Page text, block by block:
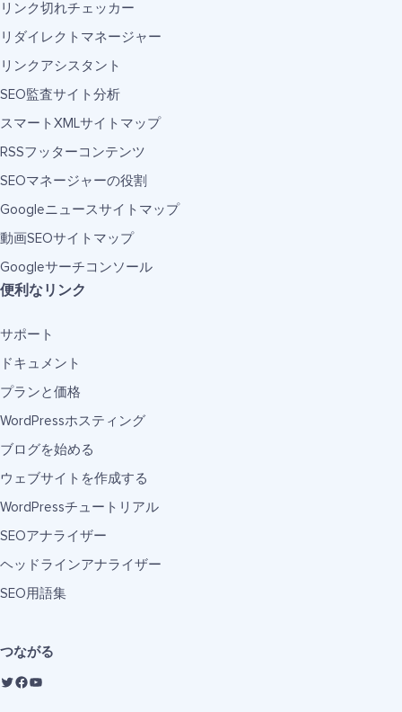
リンク切れチェッカー
リダイレクトマネージャー
リンクアシスタント
SEO監査サイト分析
スマートXMLサイトマップ
RSSフッターコンテンツ
SEOマネージャーの役割
Googleニュースサイトマップ
動画SEOサイトマップ
Googleサーチコンソール
便利なリンク
サポート
ドキュメント
プランと価格
WordPressホスティング
ブログを始める
ウェブサイトを作成する
WordPressチュートリアル
SEOアナライザー
ヘッドラインアナライザー
SEO用語集
つながる